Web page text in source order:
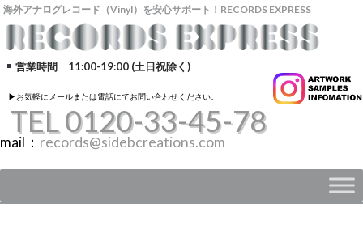
海外アナログレコード（Vinyl）を安心サポート！RECORDS EXPRESS
営業時間 11:00-19:00 (土日祝除く)
▶︎お気軽にメールまたは電話にてお問い合わせください。
TEL 0120-33-45-78
mail： records@sidebcreations.com